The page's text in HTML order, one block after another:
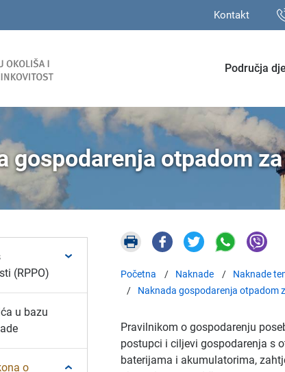
Kontakt
Područja
gospodarenja otpadom
(RPPO)
u bazu
o
Početna Naknade
Naknade
Naknada gospodarenja otpadom
Pravilnikom o gospodarenju
postupci i ciljevi gospodarenja s
baterijama i akumulatorima,